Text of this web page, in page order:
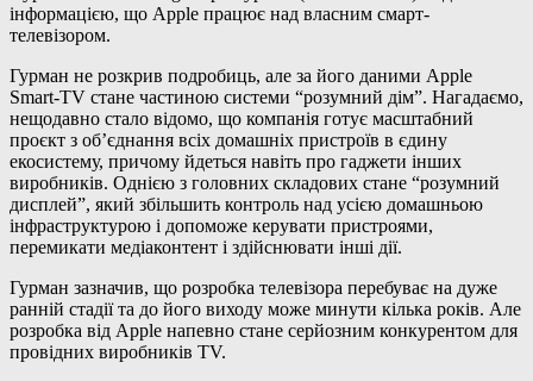
інформацією, що Apple працює над власним смарт-
телевізором.
Гурман не розкрив подробиць, але за його даними Apple
Smart-TV стане частиною системи “розумний дім”. Нагадаємо,
нещодавно стало відомо, що компанія готує масштабний
проєкт з об’єднання всіх домашніх пристроїв в єдину
екосистему, причому йдеться навіть про гаджети інших
виробників. Однією з головних складових стане “розумний
дисплей”, який збільшить контроль над усією домашньою
інфраструктурою і допоможе керувати пристроями,
перемикати медіаконтент і здійснювати інші дії.
Гурман зазначив, що розробка телевізора перебуває на дуже
ранній стадії та до його виходу може минути кілька років. Але
розробка від Apple напевно стане серйозним конкурентом для
провідних виробників TV.